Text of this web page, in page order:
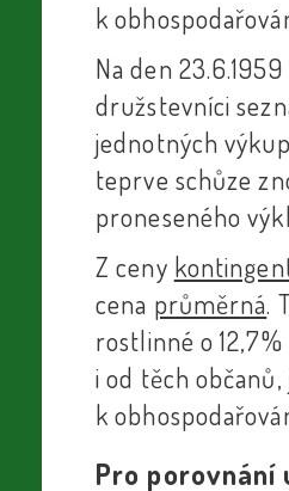
k
Na den
družstevníci
jednotných
teprve schůze
proneseného
Z ceny
cena průměrná.
rostlinné o
i od těch
k
Pro porovnání